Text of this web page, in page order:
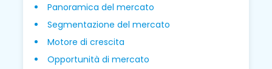
Panoramica del mercato
Segmentazione del mercato
Motore di crescita
Opportunità di mercato